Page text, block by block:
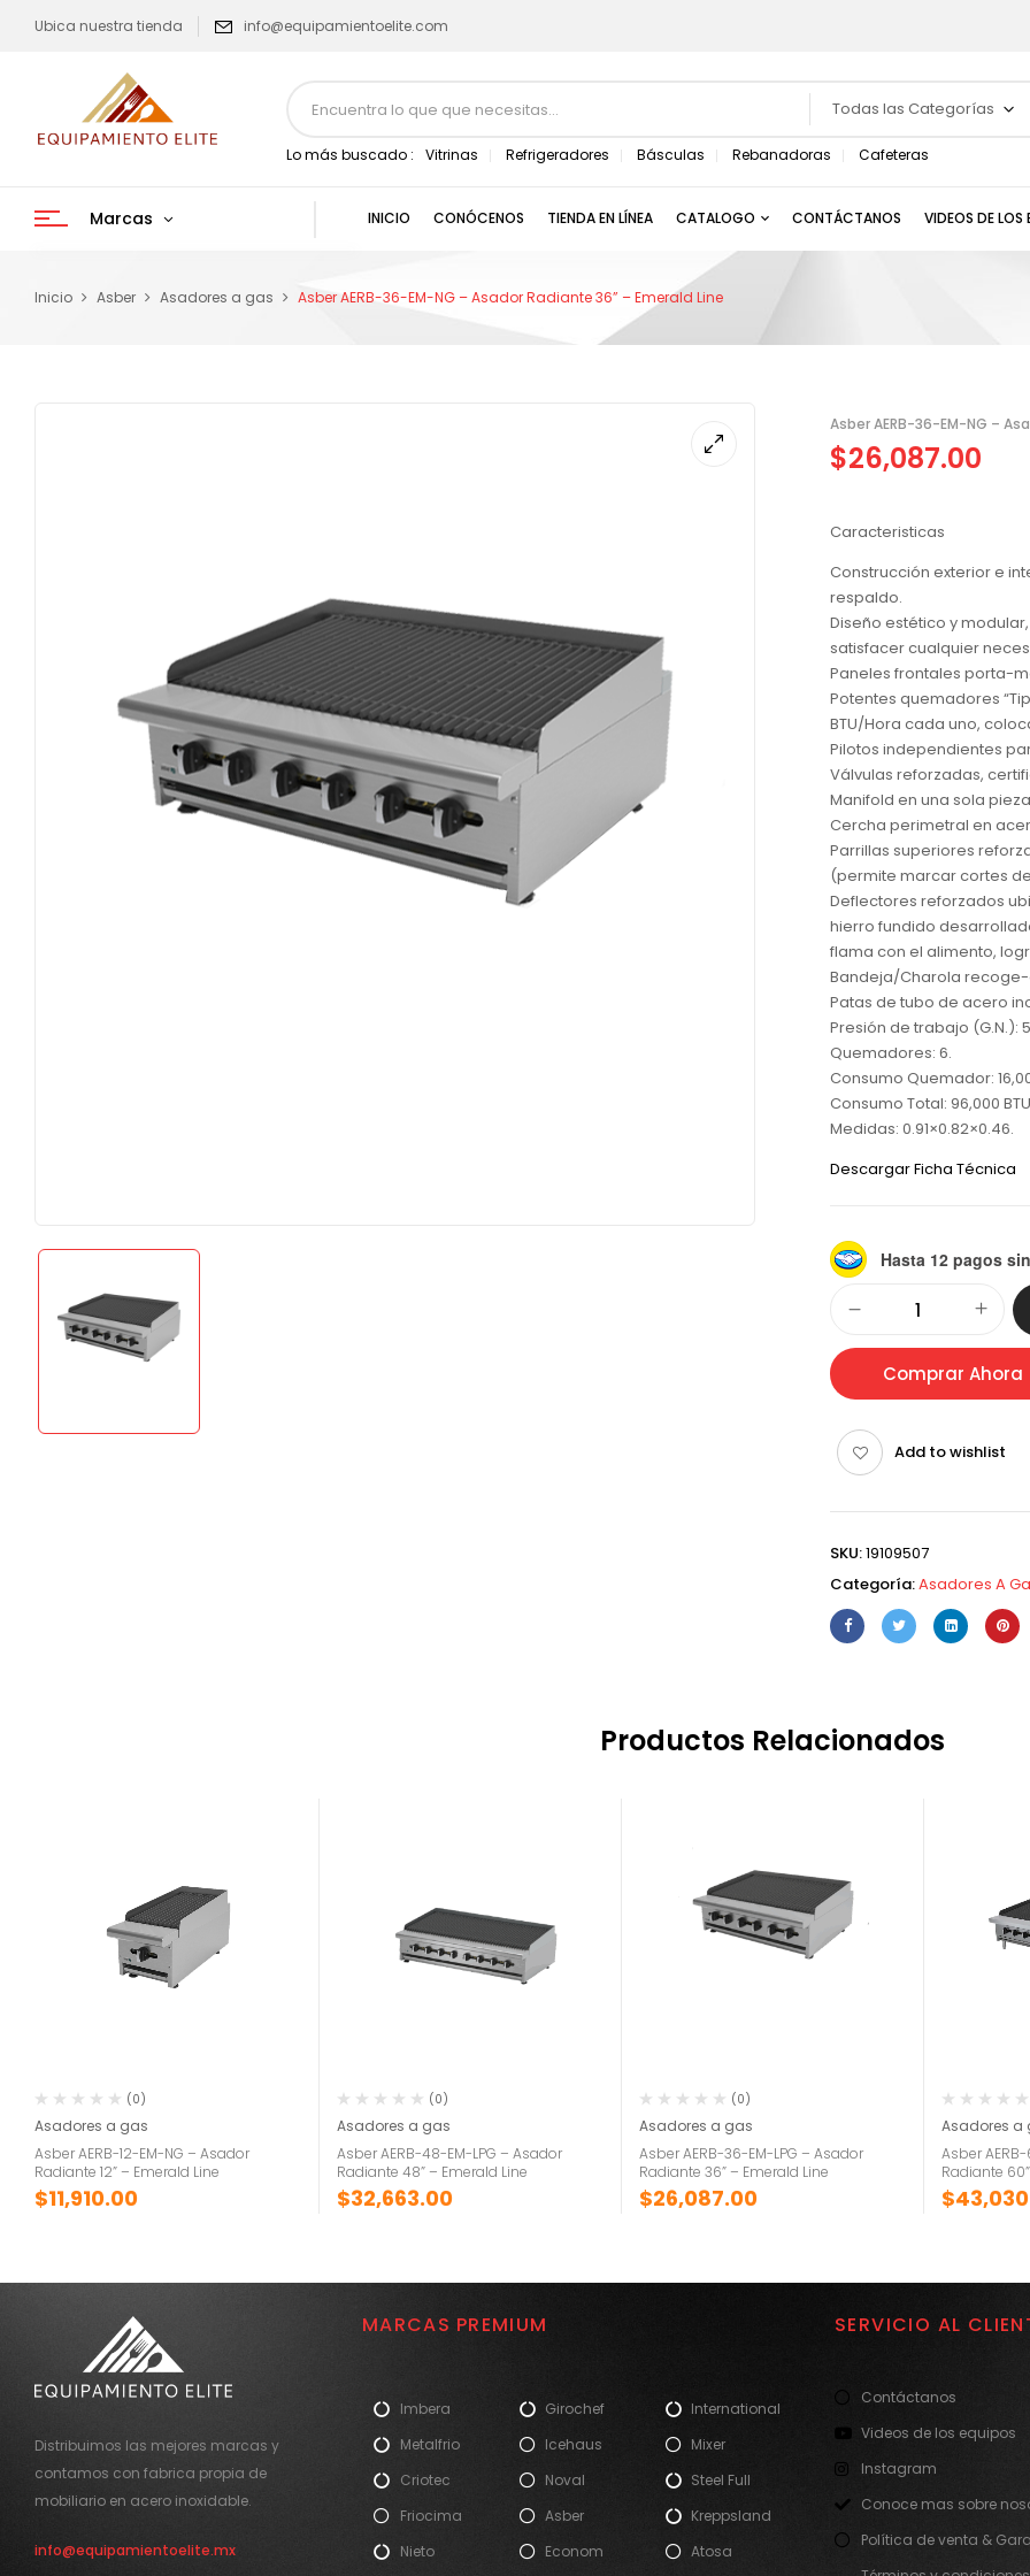
Ubica nuestra tienda info@equipamientoelite.com
Todas las Categorías
Lo más buscado : Vitrinas Refrigeradores Básculas Rebanadoras Cafeteras
Marcas INICIO CONÓCENOS TIENDA EN LÍNEA CATALOGO CONTÁCTANOS VIDEOS DE LOS
Inicio Asber Asadores a gas Asber AERB-36-EM-NG – Asador Radiante 36” – Emerald Line
Asber AERB-36-EM-NG –
$26,087.00
Caracteristicas
Construcción exterior e
respaldo.
Diseño estético y
satisfacer cualquier
Paneles frontales porta-
Potentes quemadores
BTU/Hora cada uno,
Pilotos independientes
Válvulas reforzadas,
Manifold en una sola
Cercha perimetral en
Parrillas superiores
(permite marcar cortes
Deflectores reforzados
hierro fundido
flama con el alimento,
Bandeja/Charola
Patas de tubo de acero
Presión de trabajo (G.N.):
Quemadores: 6.
Consumo Quemador:
Consumo Total: 96,000
Medidas: 0.91×0.82×0.46.
Descargar Ficha Técnica
Hasta 12 pagos
Comprar Ahora
Add to wishlist
SKU:19109507
Categoría:Asadores A
Productos Relacionados
(0)
Asadores a gas
Asber AERB-12-EM-NG – Asador
Radiante 12” – Emerald Line
$11,910.00
(0)
Asadores a gas
Asber AERB-48-EM-LPG – Asador
Radiante 48” – Emerald Line
$32,663.00
(0)
Asadores a gas
Asber AERB-36-EM-LPG – Asador
Radiante 36” – Emerald Line
$26,087.00
Asadores a
Asber
Radiante
$
Distribuimos las mejores marcas y
contamos con fabrica propia de
mobiliario en acero inoxidable.
info@equipamientoelite.mx
MARCAS PREMIUM
Imbera
Metalfrio
Criotec
Friocima
Nieto
Girochef
Icehaus
Noval
Asber
Econom
International
Mixer
Steel Full
Kreppsland
Atosa
SERVICIO AL
Contáctanos
Videos de los equipos
Instagram
Conoce mas sobre
Política de venta &